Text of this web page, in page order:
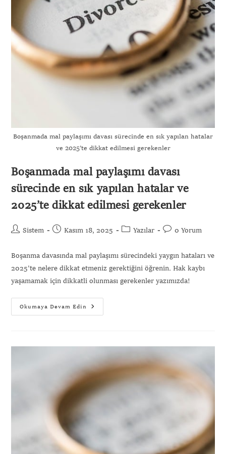
Boşanmada mal paylaşımı davası sürecinde en sık yapılan hatalar
ve 2025’te dikkat edilmesi gerekenler
Boşanmada mal paylaşımı davası
sürecinde en sık yapılan hatalar ve
2025’te dikkat edilmesi gerekenler
Sistem Kasım 18, 2025 Yazılar 0 Yorum
Boşanma davasında mal paylaşımı sürecindeki yaygın hataları ve
2025'te nelere dikkat etmeniz gerektiğini öğrenin. Hak kaybı
yaşamamak için dikkatli olunması gerekenler yazımızda!
Okumaya Devam Edin